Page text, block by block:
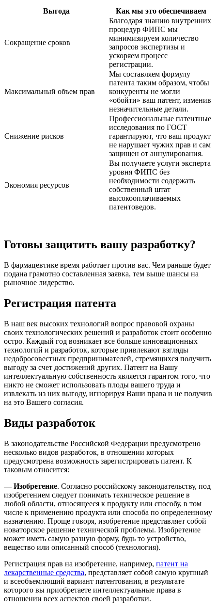
Выгода Как мы это обеспечиваем
Сокращение сроков
Благодаря знанию внутренних
процедур ФИПС мы
минимизируем количество
запросов экспертизы и
ускоряем процесс
регистрации.
Максимальный объем прав
Мы составляем формулу
патента таким образом, чтобы
конкуренты не могли
«обойти» ваш патент, изменив
незначительные детали.
Снижение рисков
Профессиональные патентные
исследования по ГОСТ
гарантируют, что ваш продукт
не нарушает чужих прав и сам
защищен от аннулирования.
Экономия ресурсов
Вы получаете услуги эксперта
уровня ФИПС без
необходимости содержать
собственный штат
высокооплачиваемых
патентоведов.
Готовы защитить вашу разработку?
В фармацевтике время работает против вас. Чем раньше будет
подана грамотно составленная заявка, тем выше шансы на
рыночное лидерство.
Регистрация патента
В наш век высоких технологий вопрос правовой охраны
своих технологических решений и разработок стоит особенно
остро. Каждый год возникает все больше инновационных
технологий и разработок, которые привлекают взгляды
недобросовестных предпринимателей, стремящихся получить
выгоду за счет достижений других. Патент на Вашу
интеллектуальную собственность является гарантом того, что
никто не сможет использовать плоды вашего труда и
извлекать из них выгоду, игнорируя Ваши права и не получив
на это Вашего согласия.
Виды разработок
В законодательстве Российской Федерации предусмотрено
несколько видов разработок, в отношении которых
предусмотрена возможность зарегистрировать патент. К
таковым относится:
— Изобретение. Согласно российскому законодательству, под
изобретением следует понимать техническое решение в
любой области, относящееся к продукту или способу, в том
числе к применению продукта или способа по определенному
назначению. Проще говоря, изобретение представляет собой
новаторское решение технической проблемы. Изобретение
может иметь самую разную форму, будь то устройство,
вещество или описанный способ (технология).
Регистрация прав на изобретение, например, патент на
лекарственные средства, представляет собой самую крупный
и всеобъемлющий вариант патентования, в результате
которого вы приобретаете интеллектуальные права в
отношении всех аспектов своей разработки.